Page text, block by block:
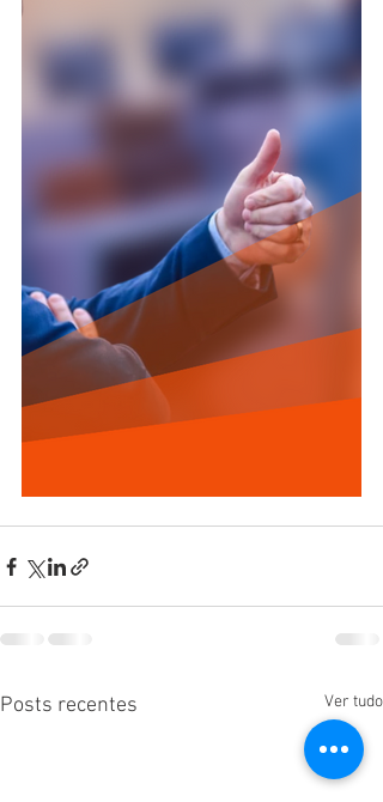
Posts recentes Ver tudo